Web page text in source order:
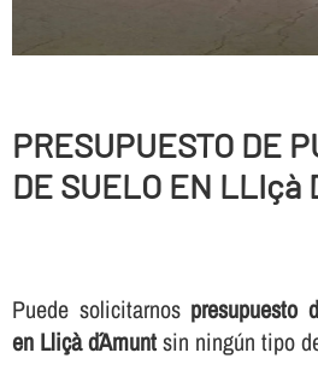
PRESUPUESTO DE
DE SUELO EN LLIçà
Puede solicitarnos presupuesto
en Lliçà d´Amuntsin ningún tipo